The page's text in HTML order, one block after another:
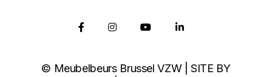
© Meubelbeurs Brussel VZW | SITE BY